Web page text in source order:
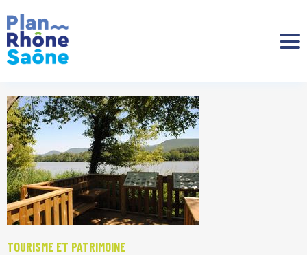
TOURISME ET PATRIMOINE